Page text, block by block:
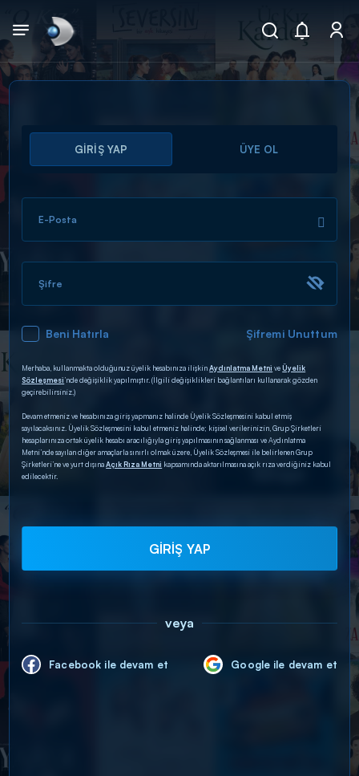
Arama
ARAMA SONUÇLARI
DİĞER SONUÇLAR
GİRİŞ YAP ÜYE OL
E-Posta
Şifre
Beni Hatırla Şifremi Unuttum
Merhaba, kullanmakta olduğunuz üyelik hesabınıza ilişkinAydınlatma Metni veÜyelik
Sözleşmesi’nde değişiklik yapılmıştır. (İlgili değişiklikleri bağlantıları kullanarak gözden
geçirebilirsiniz.)
Devam etmeniz ve hesabınıza giriş yapmanız halinde Üyelik Sözleşmesini kabul etmiş
sayılacaksınız. Üyelik Sözleşmesini kabul etmeniz halinde; kişisel verilerinizin, Grup Şirketleri
hesaplarınıza ortak üyelik hesabı aracılığıyla giriş yapılmasının sağlanması ve Aydınlatma
Metni’nde sayılan diğer amaçlarla sınırlı olmak üzere, Üyelik Sözleşmesi ile belirlenen Grup
Şirketleri’ne ve yurt dışınaAçık Rıza Metni kapsamında aktarılmasına açık rıza verdiğiniz kabul
edilecektir.
GİRİŞ YAP
veya
Facebook ile devam et Google ile devam et